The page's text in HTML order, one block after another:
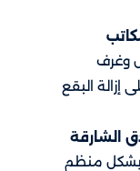
وغرف
إزالة البقع
الشارقة
بشكل منظم